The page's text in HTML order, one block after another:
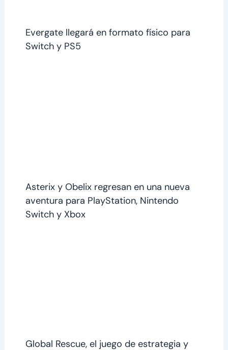
Evergate llegará en formato físico para
Switch y PS5
Asterix y Obelix regresan en una nueva
aventura para PlayStation, Nintendo
Switch y Xbox
Global Rescue, el juego de estrategia y